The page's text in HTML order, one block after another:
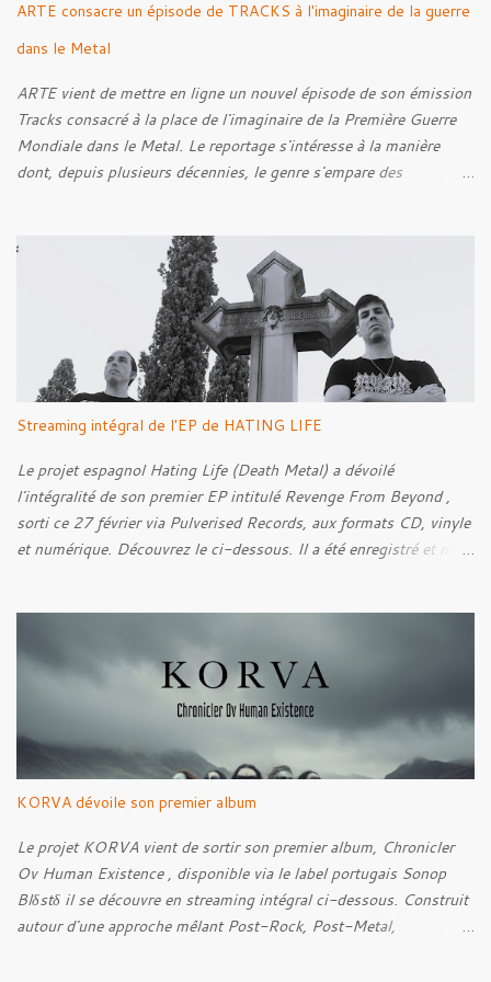
ARTE consacre un épisode de TRACKS à l'imaginaire de la guerre
dans le Metal
ARTE vient de mettre en ligne un nouvel épisode de son émission
Tracks consacré à la place de l'imaginaire de la Première Guerre
Mondiale dans le Metal. Le reportage s'intéresse à la manière
dont, depuis plusieurs décennies, le genre s'empare des
cette réflexion, Tracks est allé à la rencontre de Noise (
Kanonenfieber ) et de Dmytro Kumar ( 1914 ), qui reviennent sur
leur intérêt pour la Première Guerre mondiale. Le documentaire
donne également la parole au producteur Kristian "Kohle"
Kohlmannslehner, collaborateur de 1914 , ainsi qu'à l'historien
Ralf Raths, directeur du Musée allemand des blindés de Munster,
afin d'interroger plus largement la place des images de guerre
dans l'esthétique et l'imaginaire du Metal. Le reportage est à
découvrir ci-dessous :
Streaming intégral de l'EP de HATING LIFE
Le projet espagnol Hating Life (Death Metal) a dévoilé
l'intégralité de son premier EP intitulé Revenge From Beyond ,
sorti ce 27 février via Pulverised Records, aux formats CD, vinyle
et numérique. Découvrez le ci-dessous. Il a été enregistré et mixé
Sense Of Fear
KORVA dévoile son premier album
Le projet KORVA vient de sortir son premier album, Chronicler
Ov Human Existence , disponible via le label portugais Sonop
Blδstδ il se découvre en streaming intégral ci-dessous. Construit
autour d'une approche mêlant Post-Rock, Post-Metal,